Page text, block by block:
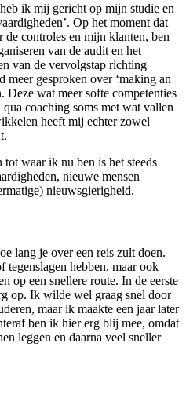
ik mij gericht op mijn studie en
Op het moment dat
controles en mijn klanten, ben
van de audit en het
van de vervolgstap richting
meer gesproken over ‘making an
Deze wat meer softe competenties
coaching soms met wat vallen
heeft mij echter zowel
waar ik nu ben is het steeds
nieuwe mensen
nieuwsgierigheid.
lang je over een reis zult doen.
hebben, maar ook
op een snellere route. In de eerste
op. Ik wilde wel graag snel door
maar ik maakte een jaar later
ben ik hier erg blij mee, omdat
leggen en daarna veel sneller